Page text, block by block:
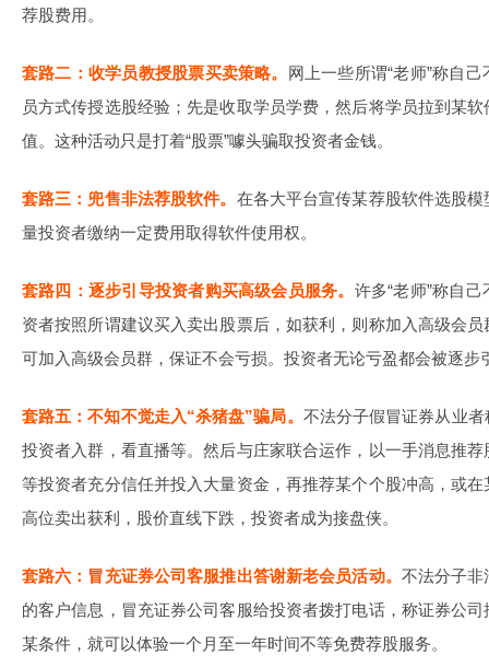
荐股费用。
套路二：收学员教授股票买卖策略。 网上一些所谓“老师”称自
员方式传授选股经验；先是收取学员学费，然后将学员拉到某
值。这种活动只是打着“股票”噱头骗取投资者金钱。
套路三：兜售非法荐股软件。 在各大平台宣传某荐股软件选股
量投资者缴纳一定费用取得软件使用权。
套路四：逐步引导投资者购买高级会员服务。 许多“老师”称自
资者按照所谓建议买入卖出股票后，如获利，则称加入高级会
可加入高级会员群，保证不会亏损。投资者无论亏盈都会被逐步
套路五：不知不觉走入“杀猪盘”骗局。 不法分子假冒证券从业
投资者入群，看直播等。然后与庄家联合运作，以一手消息推
等投资者充分信任并投入大量资金，再推荐某个个股冲高，或
高位卖出获利，股价直线下跌，投资者成为接盘侠。
套路六：冒充证券公司客服推出答谢新老会员活动。 不法分子非
的客户信息，冒充证券公司客服给投资者拨打电话，称证券公
某条件，就可以体验一个月至一年时间不等免费荐股服务。